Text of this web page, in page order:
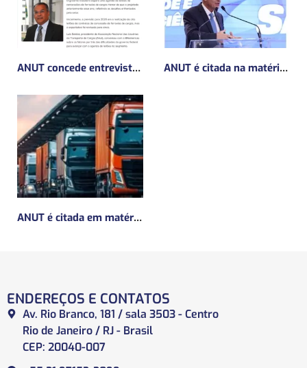
ANUT concede entrevista sobre Concessões Ferroviárias ANUT é citada na matéria da Mundo Logística sobre MP do frete mínimo”
ANUT é citada em matéria da Mundo Logística sobre a MP do Frete
ENDEREÇOS E CONTATOS
Av. Rio Branco, 181 / sala 3503 - Centro
Rio de Janeiro / RJ - Brasil
CEP: 20040-007